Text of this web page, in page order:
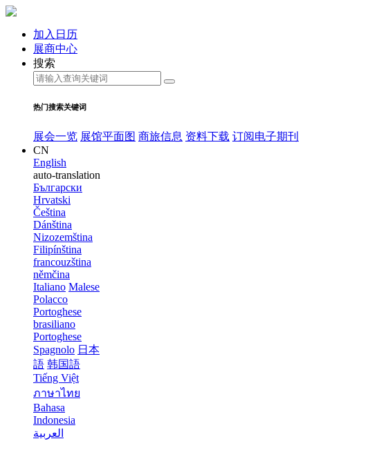
加入日历
展商中心
搜索
热门搜索关键词
展会一览 展馆平面图 商旅信息 资料下载 订阅电子期刊
CN
English
auto-translation
Български
Hrvatski
Čeština
Dánština
Nizozemština
Filipínština
francouzština
němčina
Italiano Malese
Polacco
Portoghese
brasiliano
Portoghese
Spagnolo 日本
語 韩国語
Tiếng Việt
ภาษาไทย
Bahasa
Indonesia
العربية